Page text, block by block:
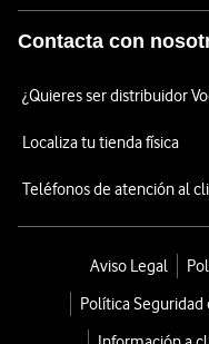
Contacta con
¿Quieres ser distribuidor
Localiza tu tienda física
Teléfonos de atención al
Aviso Legal
Política